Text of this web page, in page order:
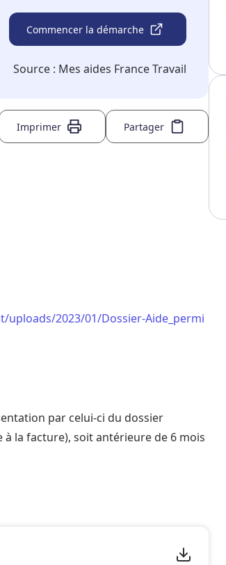
Commencer la démarche
Source : Mes aides France Travail
Imprimer Partager
2023/01/Dossier-Aide_permi
par celui-ci du dossier
à la facture), soit antérieure de 6 mois